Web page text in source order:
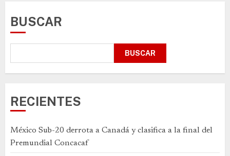
BUSCAR
BUSCAR
RECIENTES
México Sub-20 derrota a Canadá y clasifica a la final del
Premundial Concacaf